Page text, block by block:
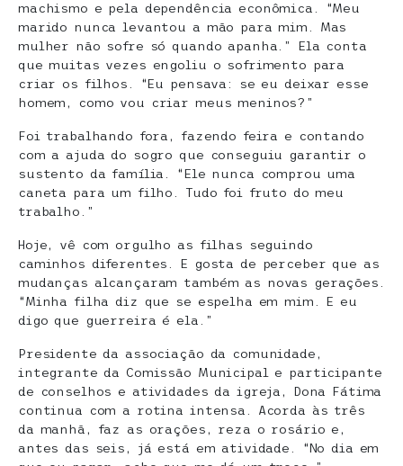
machismo e pela dependência econômica. “Meu
marido nunca levantou a mão para mim. Mas
mulher não sofre só quando apanha.” Ela conta
que muitas vezes engoliu o sofrimento para
criar os filhos. “Eu pensava: se eu deixar esse
homem, como vou criar meus meninos?”
Foi trabalhando fora, fazendo feira e contando
com a ajuda do sogro que conseguiu garantir o
sustento da família. “Ele nunca comprou uma
caneta para um filho. Tudo foi fruto do meu
trabalho.”
Hoje, vê com orgulho as filhas seguindo
caminhos diferentes. E gosta de perceber que as
mudanças alcançaram também as novas gerações.
“Minha filha diz que se espelha em mim. E eu
digo que guerreira é ela.”
Presidente da associação da comunidade,
integrante da Comissão Municipal e participante
de conselhos e atividades da igreja, Dona Fátima
continua com a rotina intensa. Acorda às três
da manhã, faz as orações, reza o rosário e,
antes das seis, já está em atividade. “No dia em